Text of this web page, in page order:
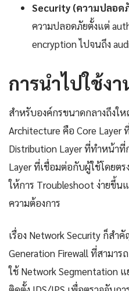
Security (ความปลอด
ความปลอดภัยตั้งแต่
encryption ไปจนถึง
การนำไปใช้ง
สำหรับองค์กรขนาดกลางถึงใ
Architecture คือ Core Layer
Distribution Layer ที่ทำหน้าที่
Layer ที่เชื่อมต่อกับผู้ใช้โดยต
ให้การ Troubleshoot ง่ายขึ้น
ความต้องการ
เรื่อง Network Security ก็ส
Generation Firewall ที่สามาร
ใช้ Network Segmentation